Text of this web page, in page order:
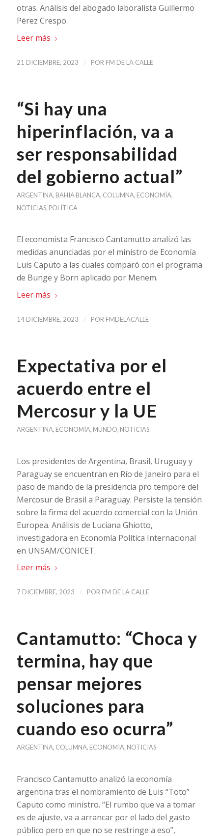
otras. Análisis del abogado laboralista Guillermo
Pérez Crespo.
Leer más
21 DICIEMBRE, 2023 / POR FM DE LA CALLE
“Si hay una
hiperinflación, va a
ser responsabilidad
del gobierno actual”
ARGENTINA, BAHIA BLANCA, COLUMNA, ECONOMÍA,
NOTICIAS, POLÍTICA
El economista Francisco Cantamutto analizó las
medidas anunciadas por el ministro de Economía
Luis Caputo a las cuales comparó con el programa
de Bunge y Born aplicado por Menem.
Leer más
14 DICIEMBRE, 2023 / POR FMDELACALLE
Expectativa por el
acuerdo entre el
Mercosur y la UE
ARGENTINA, ECONOMÍA, MUNDO, NOTICIAS
Los presidentes de Argentina, Brasil, Uruguay y
Paraguay se encuentran en Río de Janeiro para el
paso de mando de la presidencia pro tempore del
Mercosur de Brasil a Paraguay. Persiste la tensión
sobre la firma del acuerdo comercial con la Unión
Europea. Análisis de Luciana Ghiotto,
investigadora en Economía Política Internacional
en UNSAM/CONICET.
Leer más
7 DICIEMBRE, 2023 / POR FM DE LA CALLE
Cantamutto: “Choca y
termina, hay que
pensar mejores
soluciones para
cuando eso ocurra”
ARGENTINA, COLUMNA, ECONOMÍA, NOTICIAS
Francisco Cantamutto analizó la economía
argentina tras el nombramiento de Luis “Toto”
Caputo como ministro. “El rumbo que va a tomar
es de ajuste, va a arrancar por el lado del gasto
público pero en que no se restringe a eso”,